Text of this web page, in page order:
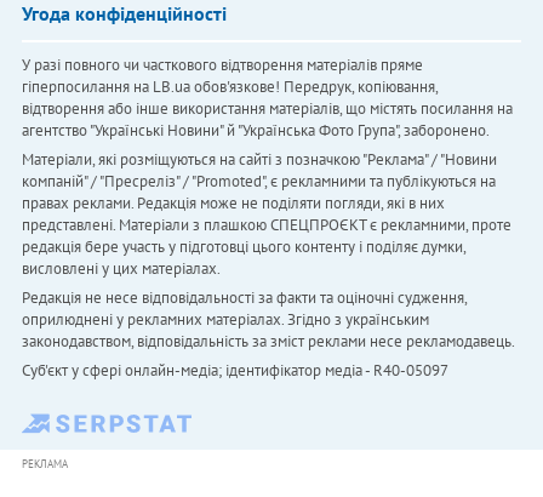
Угода конфіденційності
У разі повного чи часткового відтворення матеріалів пряме
гіперпосилання на LB.ua обов'язкове! Передрук, копіювання,
відтворення або інше використання матеріалів, що містять посилання на
агентство "Українськi Новини" й "Українська Фото Група", заборонено.
Матеріали, які розміщуються на сайті з позначкою "Реклама" / "Новини
компаній" / "Пресреліз" / "Promoted", є рекламними та публікуються на
правах реклами. Редакція може не поділяти погляди, які в них
представлені. Матеріали з плашкою СПЕЦПРОЄКТ є рекламними, проте
редакція бере участь у підготовці цього контенту і поділяє думки,
висловлені у цих матеріалах.
Редакція не несе відповідальності за факти та оціночні судження,
оприлюднені у рекламних матеріалах. Згідно з українським
законодавством, відповідальність за зміст реклами несе рекламодавець.
Cуб'єкт у сфері онлайн-медіа; ідентифікатор медіа - R40-05097
РЕКЛАМА